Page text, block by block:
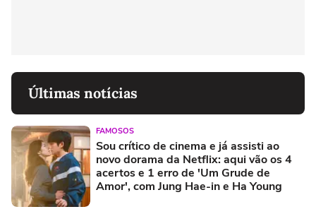
Últimas notícias
FAMOSOS
Sou crítico de cinema e já assisti ao
novo dorama da Netflix: aqui vão os 4
acertos e 1 erro de 'Um Grude de
Amor', com Jung Hae-in e Ha Young